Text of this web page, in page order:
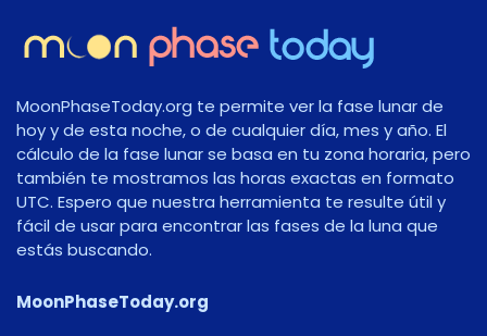
MoonPhaseToday.org te permite ver la fase lunar de
hoy y de esta noche, o de cualquier día, mes y año. El
cálculo de la fase lunar se basa en tu zona horaria, pero
también te mostramos las horas exactas en formato
UTC. Espero que nuestra herramienta te resulte útil y
fácil de usar para encontrar las fases de la luna que
estás buscando.
MoonPhaseToday.org